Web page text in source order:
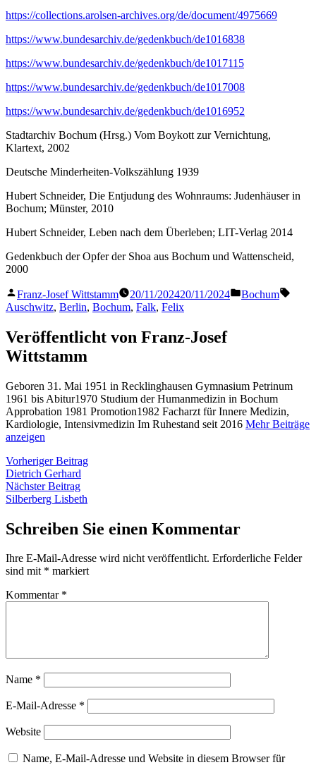
https://collections.arolsen-archives.org/de/document/4975669
https://www.bundesarchiv.de/gedenkbuch/de1016838
https://www.bundesarchiv.de/gedenkbuch/de1017115
https://www.bundesarchiv.de/gedenkbuch/de1017008
https://www.bundesarchiv.de/gedenkbuch/de1016952
Stadtarchiv Bochum (Hrsg.) Vom Boykott zur Vernichtung,
Klartext, 2002
Deutsche Minderheiten-Volkszählung 1939
Hubert Schneider, Die Entjudung des Wohnraums: Judenhäuser in
Bochum; Münster, 2010
Hubert Schneider, Leben nach dem Überleben; LIT-Verlag 2014
Gedenkbuch der Opfer der Shoa aus Bochum und Wattenscheid,
2000
Veröffentlicht
von
Franz-Josef Wittstamm 20/11/202420/11/2024
Veröffentlicht
Bochum
Auschwitz, Berlin, Bochum, Falk, Felix
Veröffentlicht von Franz-Josef
Wittstamm
Geboren 31. Mai 1951 in Recklinghausen Gymnasium Petrinum
1961 bis Abitur1970 Studium der Humanmedizin in Bochum
Approbation 1981 Promotion1982 Facharzt für Innere Medizin,
Kardiologie, Intensivmedizin Im Ruhestand seit 2016 Mehr Beiträge
anzeigen
Beitragsnavigation
Vorheriger BeitragVorheriger
Dietrich Gerhard
Nächster BeitragNächster
Beitrag:
Silberberg Lisbeth
Schreiben Sie einen Kommentar
Ihre E-Mail-Adresse wird nicht veröffentlicht. Erforderliche Felder
sind mit * markiert
Kommentar *
Name *
E-Mail-Adresse *
Website
Name, E-Mail-Adresse und Website in diesem Browser für